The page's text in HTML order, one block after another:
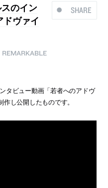
SHARE
のイン
ドヴァイ
REMARKABLE
タビュー動画「若者へのアドヴ
し公開したものです。